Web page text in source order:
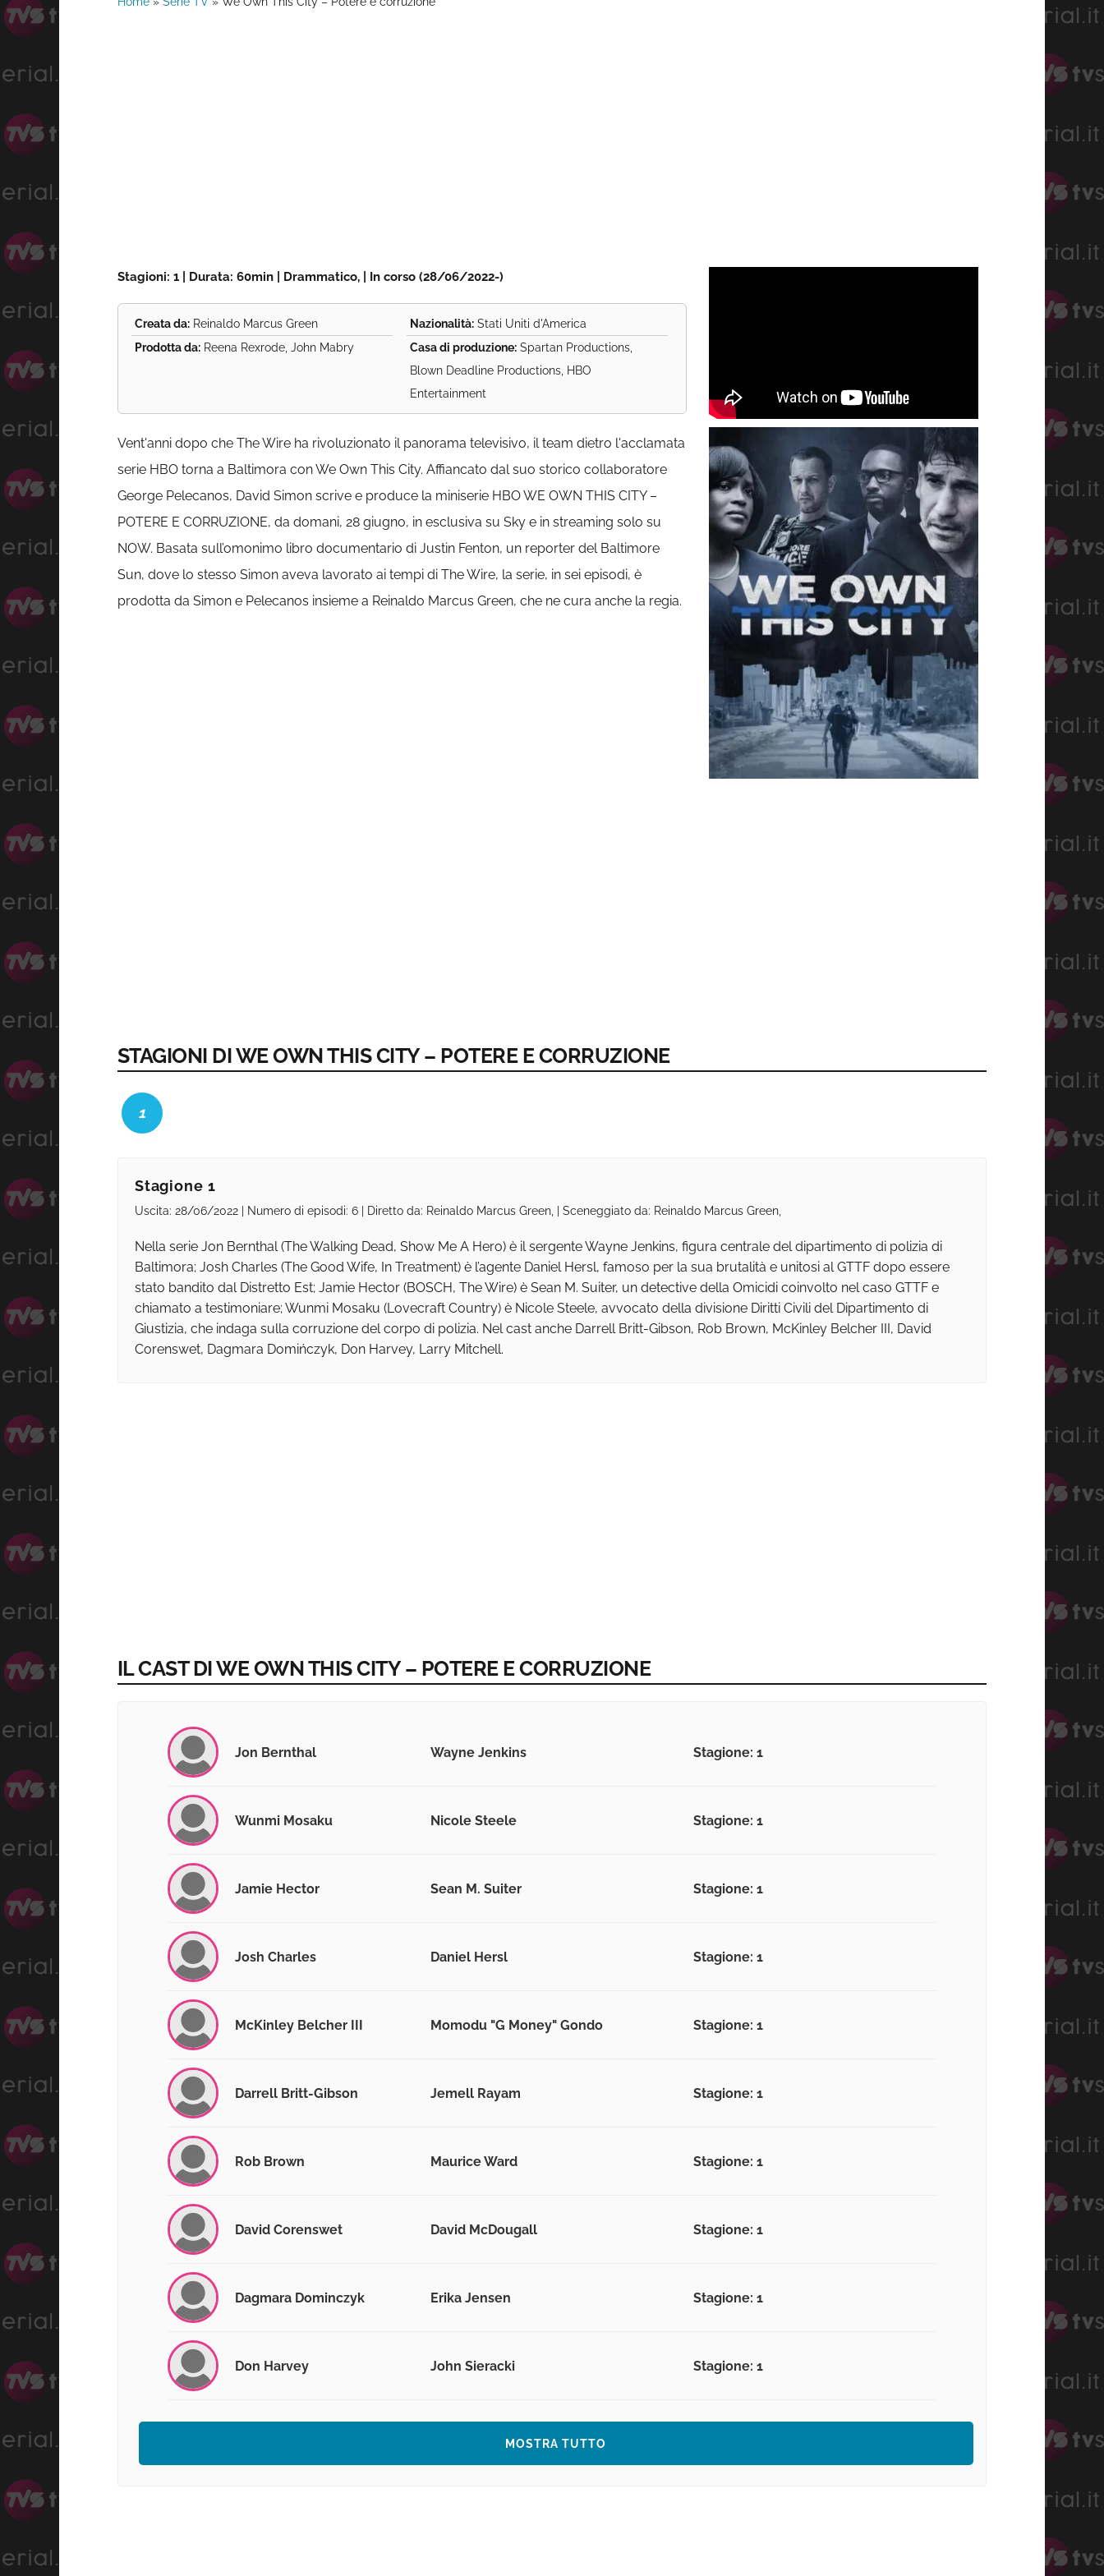
Stagioni: 1 | Durata: 60min | Drammatico, | In corso (28/06/2022-)
Creata da:Reinaldo Marcus Green
Prodotta da:Reena Rexrode, John Mabry
Nazionalità:Stati Uniti d'America
Casa di produzione:Spartan Productions,
Blown Deadline Productions, HBO
Entertainment
Vent'anni dopo che The Wire ha rivoluzionato il panorama televisivo, il team dietro l'acclamata
serie HBO torna a Baltimora con We Own This City. Affiancato dal suo storico collaboratore
George Pelecanos, David Simon scrive e produce la miniserie HBO WE OWN THIS CITY –
POTERE E CORRUZIONE, da domani, 28 giugno, in esclusiva su Sky e in streaming solo su
NOW. Basata sull’omonimo libro documentario di Justin Fenton, un reporter del Baltimore
Sun, dove lo stesso Simon aveva lavorato ai tempi di The Wire, la serie, in sei episodi, è
prodotta da Simon e Pelecanos insieme a Reinaldo Marcus Green, che ne cura anche la regia.
STAGIONI DI WE OWN THIS CITY – POTERE E CORRUZIONE
1
Stagione 1
Uscita: 28/06/2022 | Numero di episodi: 6 | Diretto da: Reinaldo Marcus Green, | Sceneggiato da: Reinaldo Marcus Green,
Nella serie Jon Bernthal (The Walking Dead, Show Me A Hero) è il sergente Wayne Jenkins, figura centrale del dipartimento di polizia di
Baltimora; Josh Charles (The Good Wife, In Treatment) è l’agente Daniel Hersl, famoso per la sua brutalità e unitosi al GTTF dopo essere
stato bandito dal Distretto Est; Jamie Hector (BOSCH, The Wire) è Sean M. Suiter, un detective della Omicidi coinvolto nel caso GTTF e
chiamato a testimoniare; Wunmi Mosaku (Lovecraft Country) è Nicole Steele, avvocato della divisione Diritti Civili del Dipartimento di
Giustizia, che indaga sulla corruzione del corpo di polizia. Nel cast anche Darrell Britt-Gibson, Rob Brown, McKinley Belcher III, David
Corenswet, Dagmara Domińczyk, Don Harvey, Larry Mitchell.
IL CAST DI WE OWN THIS CITY – POTERE E CORRUZIONE
Jon Bernthal Wayne Jenkins Stagione: 1
Wunmi Mosaku Nicole Steele Stagione: 1
Jamie Hector Sean M. Suiter Stagione: 1
Josh Charles Daniel Hersl Stagione: 1
McKinley Belcher III Momodu "G Money" Gondo Stagione: 1
Darrell Britt-Gibson Jemell Rayam Stagione: 1
Rob Brown Maurice Ward Stagione: 1
David Corenswet David McDougall Stagione: 1
Dagmara Dominczyk Erika Jensen Stagione: 1
Don Harvey John Sieracki Stagione: 1
MOSTRA TUTTO